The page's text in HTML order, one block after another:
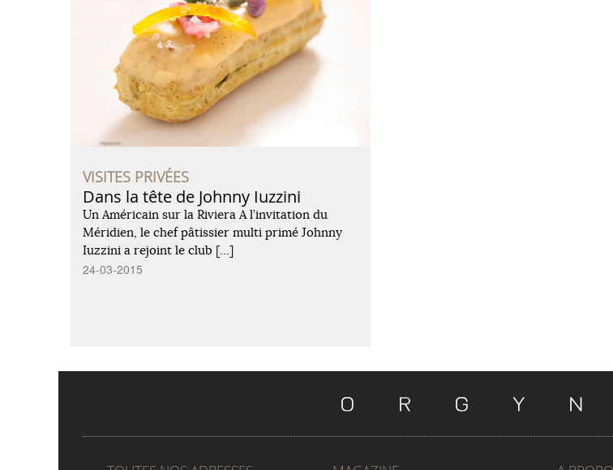
VISITES PRIVÉES
Dans la tête de Johnny Iuzzini
Un Américain sur la Riviera A l’invitation du
Méridien, le chef pâtissier multi primé Johnny
Iuzzini a rejoint le club […]
24-03-2015